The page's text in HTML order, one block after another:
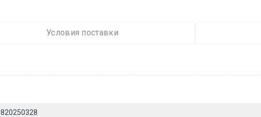
Условия поставки